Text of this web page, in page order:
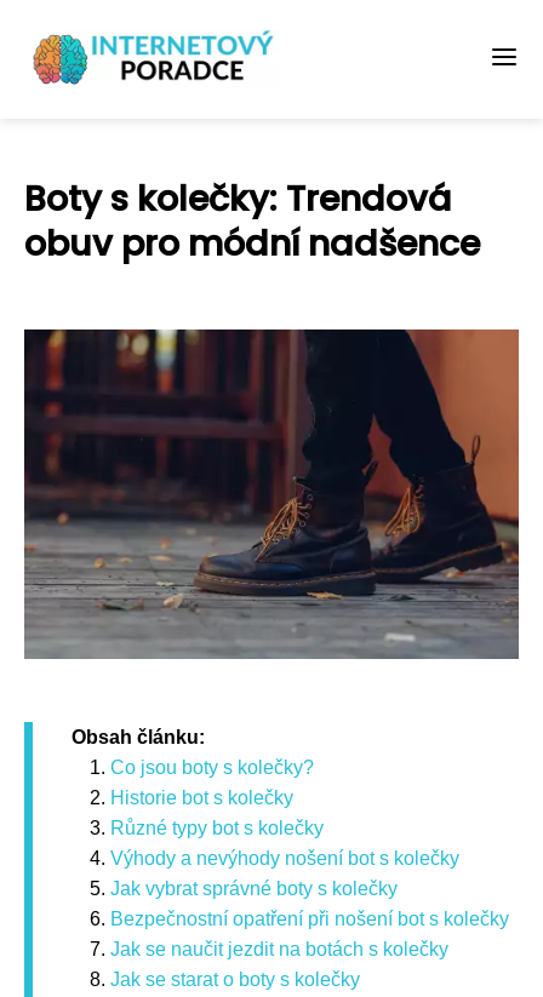
Boty s kolečky: Trendová
obuv pro módní nadšence
Obsah článku:
Co jsou boty s kolečky?
Historie bot s kolečky
Různé typy bot s kolečky
Výhody a nevýhody nošení bot s kolečky
Jak vybrat správné boty s kolečky
Bezpečnostní opatření při nošení bot s kolečky
Jak se naučit jezdit na botách s kolečky
Jak se starat o boty s kolečky